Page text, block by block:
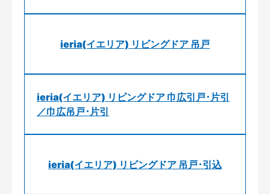
ieria(イエリア) リビングドア 吊戸
ieria(イエリア) リビングドア 巾広引戸･片引
／巾広吊戸･片引
ieria(イエリア) リビングドア 吊戸･引込